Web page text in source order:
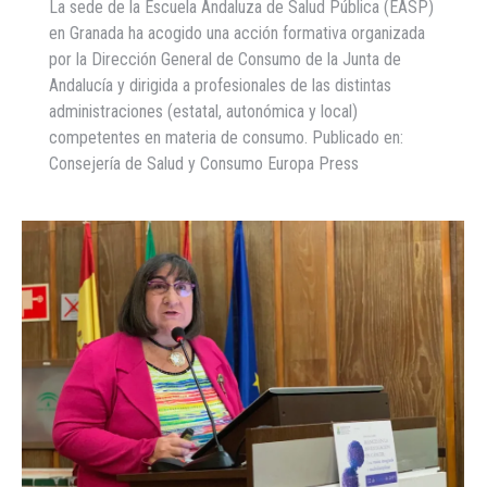
La sede de la Escuela Andaluza de Salud Pública (EASP)
en Granada ha acogido una acción formativa organizada
por la Dirección General de Consumo de la Junta de
Andalucía y dirigida a profesionales de las distintas
administraciones (estatal, autonómica y local)
competentes en materia de consumo. Publicado en:
Consejería de Salud y Consumo Europa Press